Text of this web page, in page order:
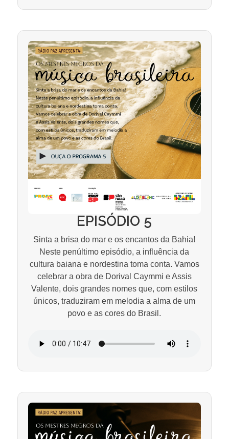
EPISÓDIO 5
Sinta a brisa do mar e os encantos da Bahia!
Neste penúltimo episódio, a influência da
cultura baiana e nordestina toma conta. Vamos
celebrar a obra de Dorival Caymmi e Assis
Valente, dois grandes nomes que, com estilos
únicos, traduziram em melodia a alma de um
povo e as cores do Brasil.